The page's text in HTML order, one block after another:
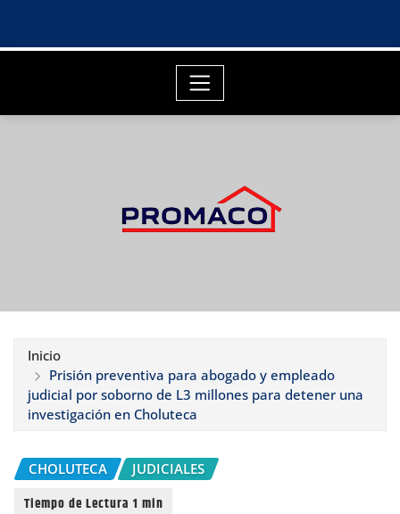
Inicio
Prisión preventiva para abogado y empleado
judicial por soborno de L3 millones para detener una
investigación en Choluteca
CHOLUTECA JUDICIALES